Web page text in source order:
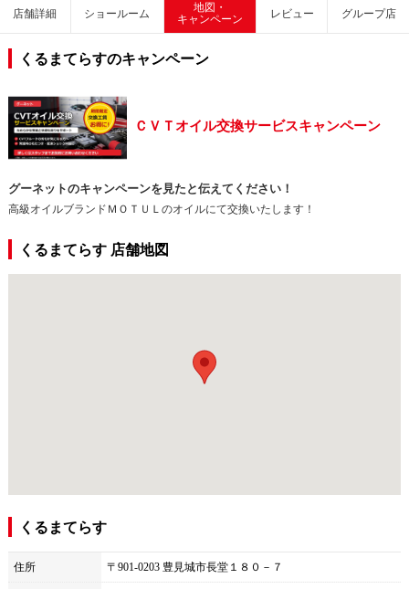
店舗詳細 ショールーム
地図・
キャンペーン
レビュー グループ店
くるまてらすのキャンペーン
ＣＶＴオイル交換サービスキャンペーン
グーネットのキャンペーンを見たと伝えてください！
高級オイルブランドＭＯＴＵＬのオイルにて交換いたします！
くるまてらす 店舗地図
くるまてらす
住所 〒901-0203 豊見城市長堂１８０－７